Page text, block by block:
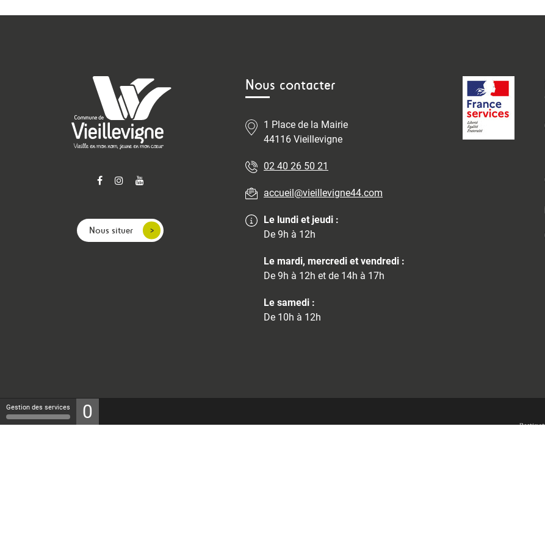
Nous situer
Nous contacter
1 Place de la Mairie
44116 Vieillevigne
02 40 26 50 21
accueil@vieillevigne44.com
Le lundi et jeudi :
De 9h à 12h
Le mardi, mercredi et vendredi :
De 9h à 12h et de 14h à 17h
Le samedi :
De 10h à 12h
Gestion des services 0